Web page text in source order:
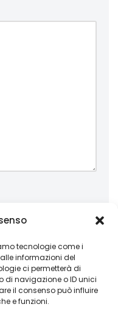
tecnologie come i
informazioni del
ci permetterà di
navigazione o ID unici
il consenso può influire
e funzioni.
Massimiliano Vurro